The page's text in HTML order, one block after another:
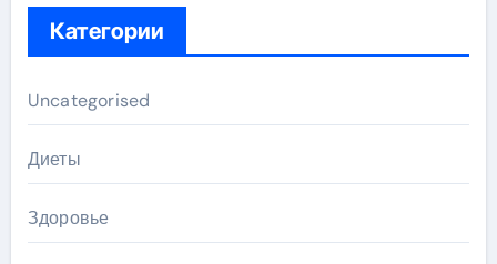
Категории
Uncategorised
Диеты
Здоровье